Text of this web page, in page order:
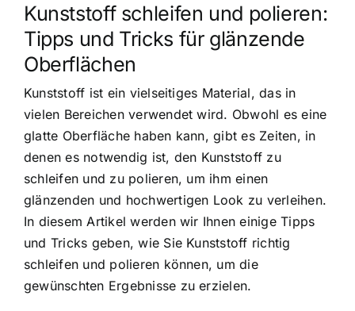
Kunststoff schleifen und polieren:
Tipps und Tricks für glänzende
Oberflächen
Kunststoff ist ein vielseitiges Material, das in
vielen Bereichen verwendet wird. Obwohl es eine
glatte Oberfläche haben kann, gibt es Zeiten, in
denen es notwendig ist, den Kunststoff zu
schleifen und zu polieren, um ihm einen
glänzenden und hochwertigen Look zu verleihen.
In diesem Artikel werden wir Ihnen einige Tipps
und Tricks geben, wie Sie Kunststoff richtig
schleifen und polieren können, um die
gewünschten Ergebnisse zu erzielen.